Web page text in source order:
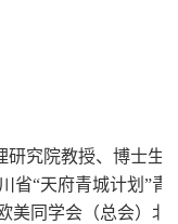
研究院教授、博士生
省“天府青城计划”青
美同学会（总会）北